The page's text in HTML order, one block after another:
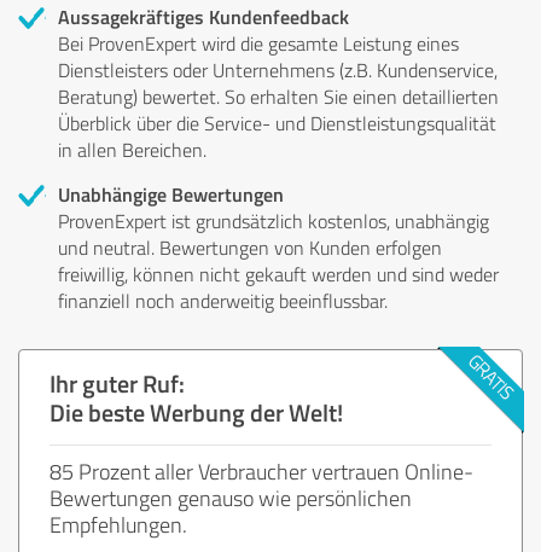
Aussagekräftiges Kundenfeedback
Bei ProvenExpert wird die gesamte Leistung eines
Dienstleisters oder Unternehmens (z.B. Kundenservice,
Beratung) bewertet. So erhalten Sie einen detaillierten
Überblick über die Service- und Dienstleistungsqualität
in allen Bereichen.
Unabhängige Bewertungen
ProvenExpert ist grundsätzlich kostenlos, unabhängig
und neutral. Bewertungen von Kunden erfolgen
freiwillig, können nicht gekauft werden und sind weder
finanziell noch anderweitig beeinflussbar.
Ihr guter Ruf:
Die beste Werbung der Welt!
85 Prozent aller Verbraucher vertrauen Online-
Bewertungen genauso wie persönlichen
Empfehlungen.